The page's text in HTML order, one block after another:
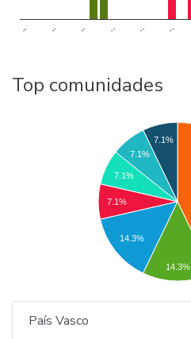
.. .. .. .. .. ..
Top comunidades
7.1%
7.1%
7.1%
7.1%
14.3%
14.3%
País Vasco